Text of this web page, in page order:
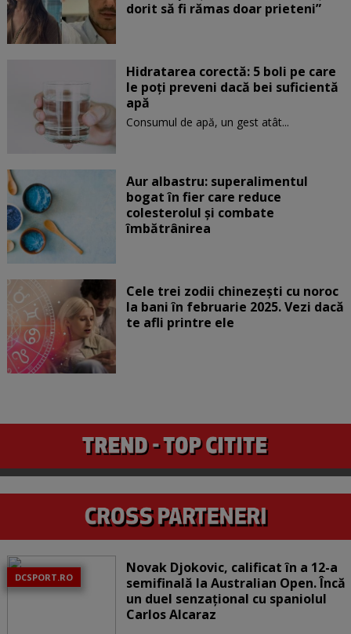
dorit să fi rămas doar prieteni”
Hidratarea corectă: 5 boli pe care
le poți preveni dacă bei suficientă
apă
Consumul de apă, un gest atât...
Aur albastru: superalimentul
bogat în fier care reduce
colesterolul și combate
îmbătrânirea
Cele trei zodii chinezești cu noroc
la bani în februarie 2025. Vezi dacă
te afli printre ele
DCSPORT.RO
Novak Djokovic, calificat în a 12-a
semifinală la Australian Open. Încă
un duel senzațional cu spaniolul
Carlos Alcaraz